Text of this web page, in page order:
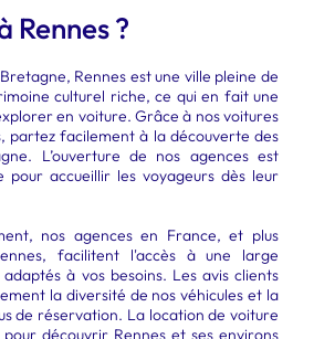
Rennes ?
Rennes est une ville pleine de
culturel riche, ce qui en fait une
en voiture. Grâce à nos voitures
partez facilement à la découverte des
L’ouverture de nos agences est
pour accueillir les voyageurs dès leur
nos agences en France, et plus
facilitent l'accès à une large
à vos besoins. Les avis clients
la diversité de nos véhicules et la
de réservation. La location de voiture
découvrir Rennes et ses environs